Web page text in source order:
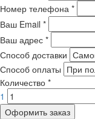
Номер телефона *
Ваш Email *
Ваш адрес *
Способ доставки
Способ оплаты
Количество *
1
Оформить заказ